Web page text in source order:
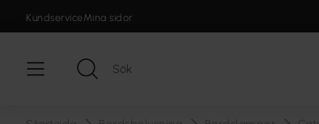
KundserviceMina sidor